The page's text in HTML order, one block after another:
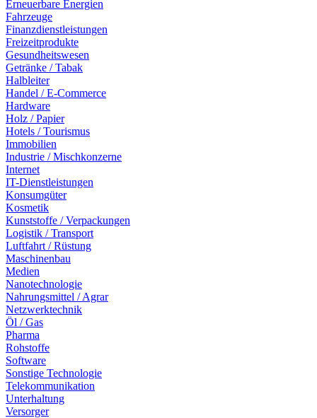
Erneuerbare Energien
Fahrzeuge
Finanzdienstleistungen
Freizeitprodukte
Gesundheitswesen
Getränke / Tabak
Halbleiter
Handel / E-Commerce
Hardware
Holz / Papier
Hotels / Tourismus
Immobilien
Industrie / Mischkonzerne
Internet
IT-Dienstleistungen
Konsumgüter
Kosmetik
Kunststoffe / Verpackungen
Logistik / Transport
Luftfahrt / Rüstung
Maschinenbau
Medien
Nanotechnologie
Nahrungsmittel / Agrar
Netzwerktechnik
Öl / Gas
Pharma
Rohstoffe
Software
Sonstige Technologie
Telekommunikation
Unterhaltung
Versorger